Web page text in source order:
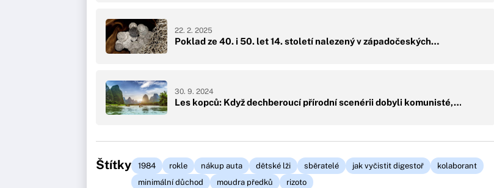
Poklad ze 40. i 50. let 14. století nalezený v západočeských…
22. 2. 2025
Les kopců: Když dechberoucí přírodní scenérii dobyli komunisté,…
30. 9. 2024
Štítky 1984 rokle nákup auta dětské lži sběratelé jak vyčistit digestoř
kolaborant
minimální důchod
moudra předků rizoto